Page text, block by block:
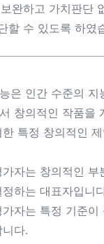
완하고 가치판단
할 수 있도록 하였
은 인간 수준의
창의적인 작품을
한 특정 창의적인
가자는 창의적인
하는 대표자입니
가자는 특정 기준
다.